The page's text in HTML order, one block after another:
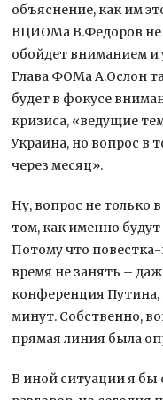
объяснение, как им
ВЦИОМа В.Федоров не
обойдет вниманием и
Глава ФОМа А.Ослон
будет в фокусе
кризиса, «ведущие
Украина, но вопрос в
через месяц».
Ну, вопрос не только
том, как именно
Потому что
время не занять –
конференция Путина,
минут. Собственно,
прямая линия была
В иной ситуации я бы